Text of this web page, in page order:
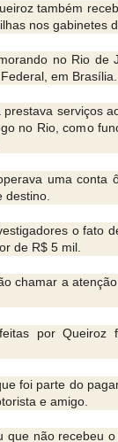
também
nos gabinetes
no Rio de
em Brasília.
serviços
no Rio, como
uma conta
destino.
o fato
de R$ 5 mil.
chamar a
por
foi parte do
e amigo.
que não recebeu